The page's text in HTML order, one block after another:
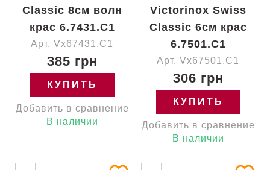
Classic 8см волн
крас 6.7431.C1
Арт. Vx67431.C1
385 грн
КУПИТЬ
Добавить в сравнение
В наличии
Victorinox Swiss
Classic 6см крас
6.7501.C1
Арт. Vx67501.C1
306 грн
КУПИТЬ
Добавить в сравнение
В наличии